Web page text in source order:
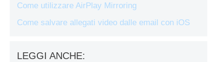
Come utilizzare AirPlay Mirroring
Come salvare allegati video dalle email con iOS
LEGGI ANCHE: